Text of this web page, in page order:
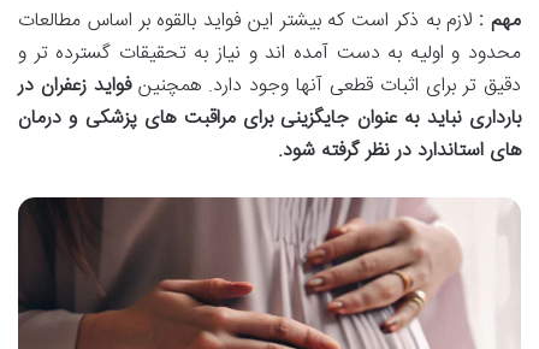
مهم : لازم به ذکر است که بیشتر این فواید بالقوه بر اساس مطالعات
محدود و اولیه به دست آمده اند و نیاز به تحقیقات گسترده تر و
دقیق تر برای اثبات قطعی آنها وجود دارد. همچنینفواید زعفران در
بارداری نباید به عنوان جایگزینی برای مراقبت های پزشکی و درمان
های استاندارد در نظر گرفته شود.